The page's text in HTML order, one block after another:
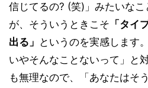
信じてるの? (笑)」みたいな
が、そういうときこそ 「タイ
出る」 というのを実感します
いやそんなことないって」と
も無理なので、「あなたはそ